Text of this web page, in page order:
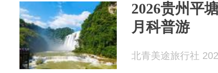
2026贵州平
月科普游
北青美途旅行社